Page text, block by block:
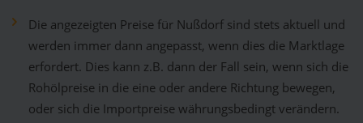
Die angezeigten Preise für Nußdorf sind stets aktuell und
werden immer dann angepasst, wenn dies die Marktlage
erfordert. Dies kann z.B. dann der Fall sein, wenn sich die
Rohölpreise in die eine oder andere Richtung bewegen,
oder sich die Importpreise währungsbedingt verändern.